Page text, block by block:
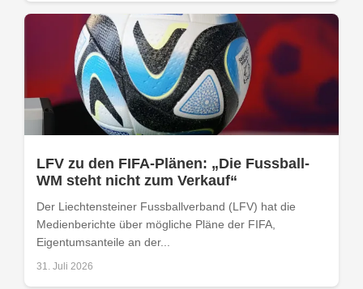
LFV zu den FIFA-Plänen: „Die Fussball-
WM steht nicht zum Verkauf“
Der Liechtensteiner Fussballverband (LFV) hat die
Medienberichte über mögliche Pläne der FIFA,
Eigentumsanteile an der...
31. Juli 2026